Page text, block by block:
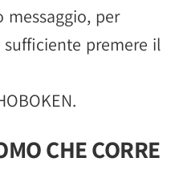
messaggio, per
premere il
CHE CORRE